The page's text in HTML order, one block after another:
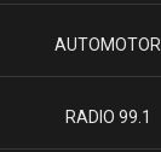
AUTOMOTOR
RADIO 99.1